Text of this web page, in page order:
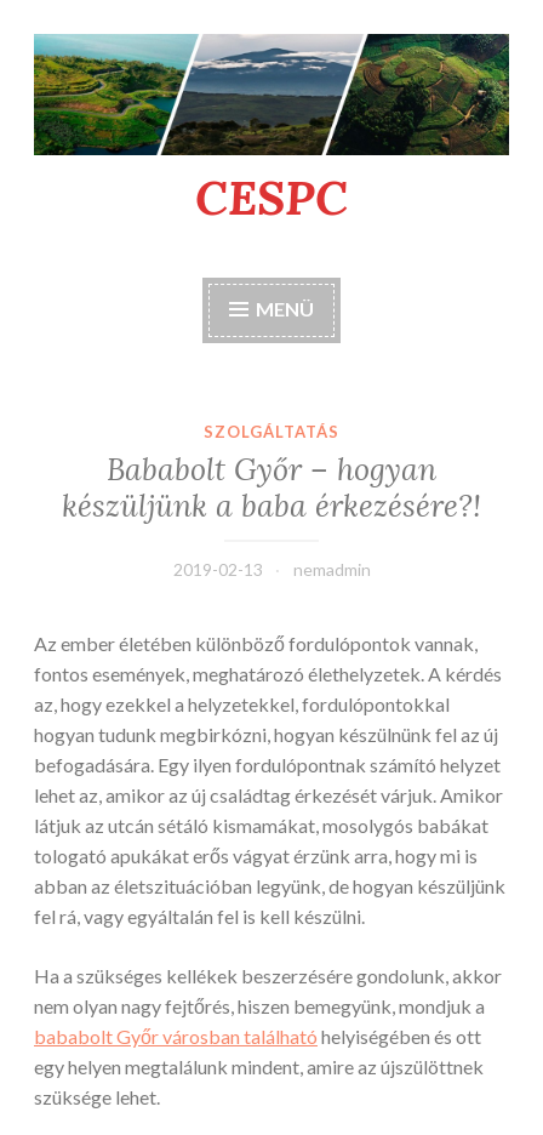
Tartalomhoz
CESPC
MENÜ
SZOLGÁLTATÁS
Bababolt Győr – hogyan
készüljünk a baba érkezésére?!
2019-02-13 nemadmin
Az ember életében különböző fordulópontok vannak,
fontos események, meghatározó élethelyzetek. A kérdés
az, hogy ezekkel a helyzetekkel, fordulópontokkal
hogyan tudunk megbirkózni, hogyan készülnünk fel az új
befogadására. Egy ilyen fordulópontnak számító helyzet
lehet az, amikor az új családtag érkezését várjuk. Amikor
látjuk az utcán sétáló kismamákat, mosolygós babákat
tologató apukákat erős vágyat érzünk arra, hogy mi is
abban az életszituációban legyünk, de hogyan készüljünk
fel rá, vagy egyáltalán fel is kell készülni.
Ha a szükséges kellékek beszerzésére gondolunk, akkor
nem olyan nagy fejtőrés, hiszen bemegyünk, mondjuk a
bababolt Győr városban található helyiségében és ott
egy helyen megtalálunk mindent, amire az újszülöttnek
szüksége lehet.